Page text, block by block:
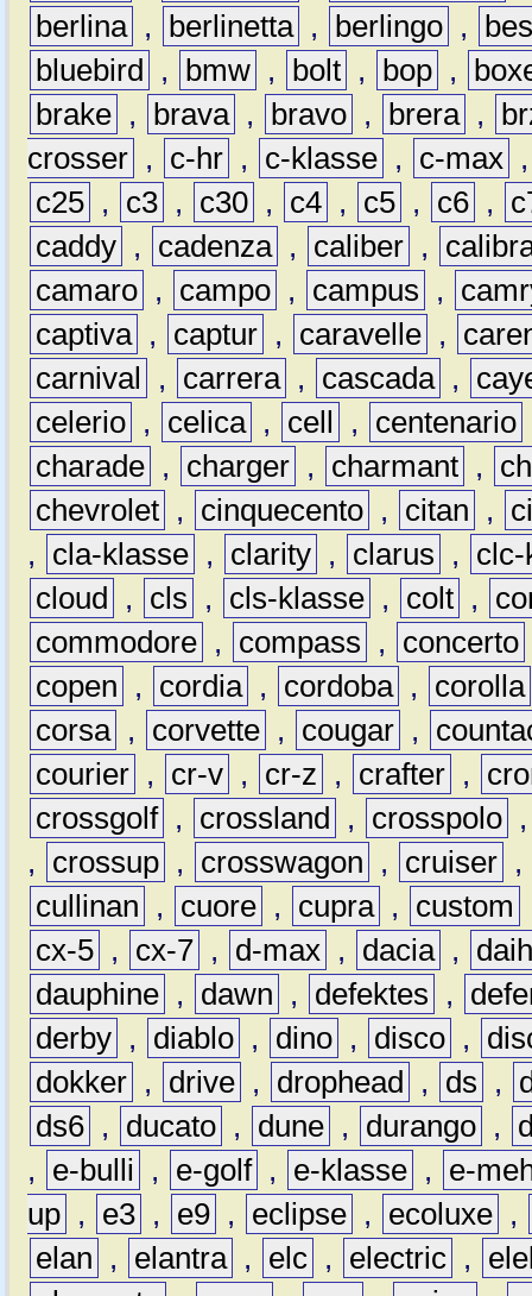
berlina , berlinetta , berlingo ,
bluebird
, bmw , bolt , bop ,
brake , brava , bravo , brera ,
crosser , c-hr , c-klasse , c-max
c25 , c3 , c30 , c4 , c5 , c6 ,
caddy , cadenza , caliber ,
camaro , campo , campus ,
captiva , captur , caravelle ,
carnival
, carrera , cascada ,
celerio , celica , cell , centenario
charade , charger , charmant ,
chevrolet , cinquecento , citan ,
,
cla-klasse , clarity , clarus ,
clc-
cloud
, cls , cls-klasse , colt ,
commodore , compass , concerto
copen
, cordia , cordoba ,
corolla
corsa , corvette , cougar ,
courier , cr-v , cr-z , crafter ,
crossgolf , crossland , crosspolo
,
crossup , crosswagon , cruiser ,
cullinan
, cuore , cupra , custom
cx-5 , cx-7 , d-max , dacia ,
dauphine , dawn , defektes ,
derby , diablo , dino , disco ,
dokker , drive , drophead , ds ,
ds6 , ducato , dune , durango ,
,
e-bulli , e-golf , e-klasse ,
e-
up , e3 , e9 , eclipse , ecoluxe ,
elan
, elantra , elc , electric ,